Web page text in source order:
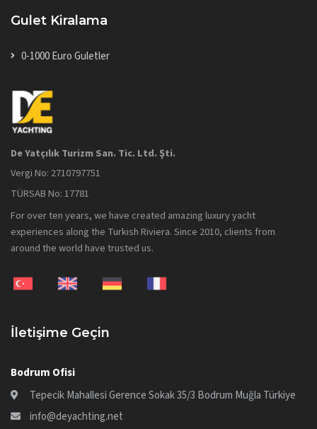
Gulet Kiralama
0-1000 Euro Guletler
De Yatçılık Turizm San. Tic. Ltd. Şti.
Vergi No: 2710797751
TÜRSAB No: 17781
For over ten years, we have created amazing luxury yacht
experiences along the Turkish Riviera. Since 2010, clients from
around the world have trusted us.
İletişime Geçin
Bodrum Ofisi
Tepecik Mahallesi Gerence Sokak 35/3 Bodrum Muğla Türkiye
info@deyachting.net